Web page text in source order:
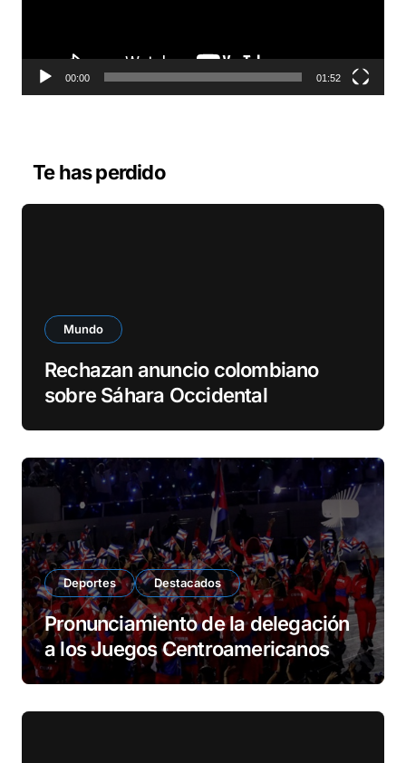
t
r
00:00 01:52
Te has perdido
Mundo
Rechazan anuncio colombiano
sobre Sáhara Occidental
Deportes Destacados
Pronunciamiento de la delegación
a los Juegos Centroamericanos